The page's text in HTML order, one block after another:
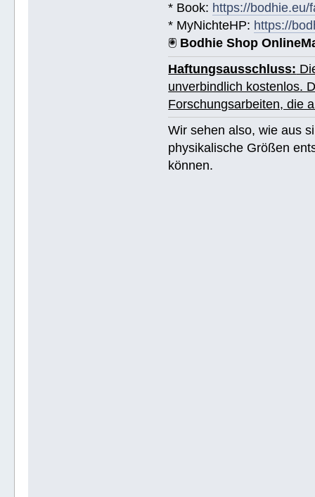
* Book: https://bodhie.eu/
* MyNichteHP: https://
🖲 Bodhie Shop
Haftungsausschluss:
unverbindlich kostenlos.
Forschungsarbeiten, die
Wir sehen also, wie aus
physikalische Größen
können.